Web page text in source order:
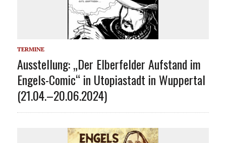
TERMINE
Ausstellung: „Der Elberfelder Aufstand im
Engels-Comic“ in Utopiastadt in Wuppertal
(21.04.–20.06.2024)